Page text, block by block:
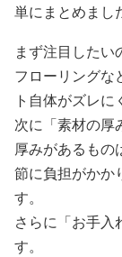
単にまとめまし
まず注目したい
フローリングな
ト自体がズレに
次に「素材の厚
厚みがあるもの
節に負担がかか
す。
さらに「お手入
す。